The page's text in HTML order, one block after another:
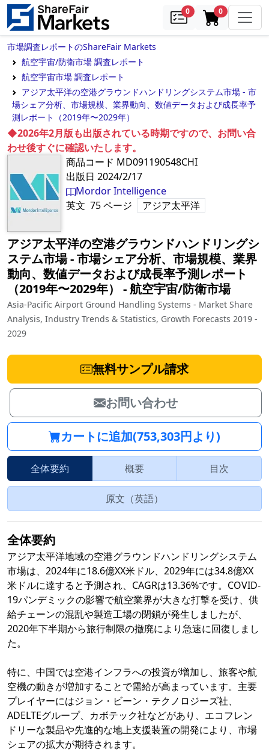
0samples0in cart
市場調査レポートのShareFair Markets
航空宇宙/防衛市場 調査レポート
航空宇宙市場 調査レポート
アジア太平洋の空港グラウンドハンドリングシステム市場 - 市
場シェア分析、市場規模、業界動向、数値データおよび成長率予
測レポート（2019年〜2029年）
◆2026年2月版も出版されている時期ですので、お問い合
わせ後すぐに確認いたします。
商品コード MD091190548CHI
出版日 2024/2/17
Mordor Intelligence
英文 75ページ アジア太平洋
アジア太平洋の空港グラウンドハンドリングシ
ステム市場 - 市場シェア分析、市場規模、業界
動向、数値データおよび成長率予測レポート
（2019年〜2029年）
‐航空宇宙/防衛市場
Asia-Pacific Airport Ground Handling Systems - Market Share
Analysis, Industry Trends & Statistics, Growth Forecasts 2019 -
2029
無料サンプル請求
お問い合わせ
カートに追加(753,303円より)
全体要約 概要 目次
原文（英語）
全体要約
アジア太平洋地域の空港グラウンドハンドリングシステム
市場は、2024年に18.6億XX米ドル、2029年には34.8億XX
米ドルに達すると予測され、CAGRは13.36%です。COVID-
19パンデミックの影響で航空業界が大きな打撃を受け、供
給チェーンの混乱や製造工場の閉鎖が発生しましたが、
2020年下半期から旅行制限の撤廃により急速に回復しまし
た。
特に、中国では空港インフラへの投資が増加し、旅客や航
空機の動きが増加することで需給が高まっています。主要
プレイヤーにはジョン・ビーン・テクノロジーズ社、
ADELTEグループ、カボテック社などがあり、エコフレン
ドリーな製品や先進的な地上支援装置の開発により、市場
シェアの拡大が期待されます。